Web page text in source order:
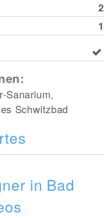
2
1
Sanarium,
Schwitzbad
in Bad